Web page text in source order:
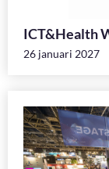
ICT&Health
26 januari 2027